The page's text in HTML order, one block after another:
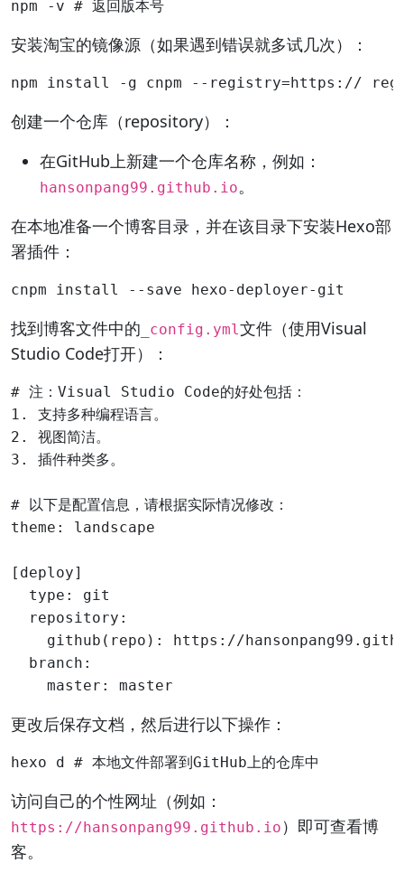
安装淘宝的镜像源（如果遇到错误就多试几次）：
创建一个仓库（repository）：
在GitHub上新建一个仓库名称，例如：
hansonpang99.github.io。
在本地准备一个博客目录，并在该目录下安装Hexo部
署插件：
找到博客文件中的 _config.yml文件（使用Visual
Studio Code打开）：
# 注：Visual Studio Code的好处包括：
1. 支持多种编程语言。
2. 视图简洁。
3. 插件种类多。
# 以下是配置信息，请根据实际情况修改：
theme: landscape
[deploy]
  type: git
  repository:
github(repo): https://
  branch:
更改后保存文档，然后进行以下操作：
访问自己的个性网址（例如：
https://hansonpang99.github.io ）即可查看博
客。